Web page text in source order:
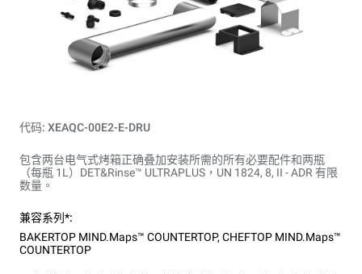
代码: XEAQC-00E2-E-DRU
包含两台电气式烤箱正确叠加安装所需的所有必要配件和两瓶
（每瓶 1L）DET&Rinse™ ULTRAPLUS，UN 1824, 8, II - ADR 有限
数量。
兼容系列*:
BAKERTOP MIND.Maps™ COUNTERTOP, CHEFTOP MIND.Maps™
COUNTERTOP